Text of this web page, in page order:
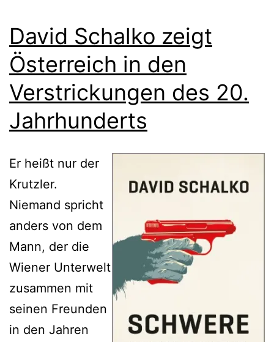
David Schalko zeigt
Österreich in den
Verstrickungen des 20.
Jahrhunderts
Er heißt nur der
Krutzler.
Niemand spricht
anders von dem
Mann, der die
Wiener Unterwelt
zusammen mit
seinen Freunden
in den Jahren